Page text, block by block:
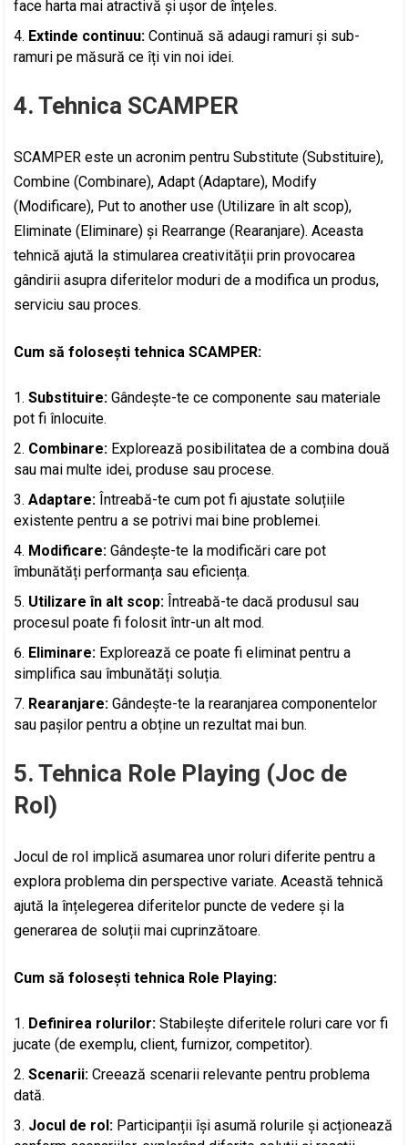
face harta mai atractivă și ușor de înțeles.
Extinde continuu: Continuă să adaugi ramuri și sub-
ramuri pe măsură ce îți vin noi idei.
4. Tehnica SCAMPER
SCAMPER este un acronim pentru Substitute (Substituire),
Combine (Combinare), Adapt (Adaptare), Modify
(Modificare), Put to another use (Utilizare în alt scop),
Eliminate (Eliminare) și Rearrange (Rearanjare). Aceasta
tehnică ajută la stimularea creativității prin provocarea
gândirii asupra diferitelor moduri de a modifica un produs,
serviciu sau proces.
Cum să folosești tehnica SCAMPER:
Substituire: Gândește-te ce componente sau materiale
pot fi înlocuite.
Combinare: Explorează posibilitatea de a combina două
sau mai multe idei, produse sau procese.
Adaptare: Întreabă-te cum pot fi ajustate soluțiile
existente pentru a se potrivi mai bine problemei.
Modificare: Gândește-te la modificări care pot
îmbunătăți performanța sau eficiența.
Utilizare în alt scop: Întreabă-te dacă produsul sau
procesul poate fi folosit într-un alt mod.
Eliminare: Explorează ce poate fi eliminat pentru a
simplifica sau îmbunătăți soluția.
Rearanjare: Gândește-te la rearanjarea componentelor
sau pașilor pentru a obține un rezultat mai bun.
5. Tehnica Role Playing (Joc de
Rol)
Jocul de rol implică asumarea unor roluri diferite pentru a
explora problema din perspective variate. Această tehnică
ajută la înțelegerea diferitelor puncte de vedere și la
generarea de soluții mai cuprinzătoare.
Cum să folosești tehnica Role Playing:
Definirea rolurilor: Stabilește diferitele roluri care vor fi
jucate (de exemplu, client, furnizor, competitor).
Scenarii: Creează scenarii relevante pentru problema
dată.
Jocul de rol: Participanții își asumă rolurile și acționează